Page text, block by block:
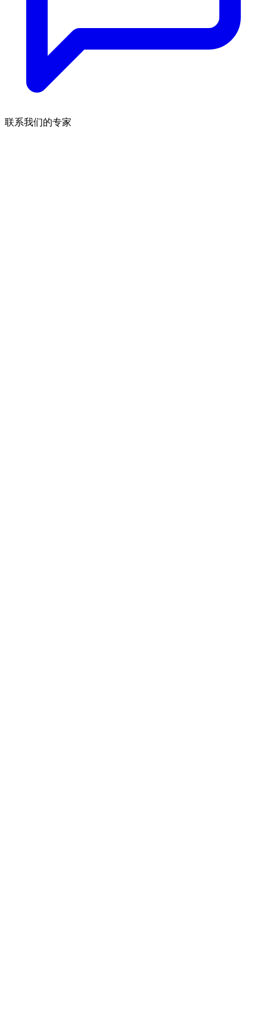
联系我们的专家